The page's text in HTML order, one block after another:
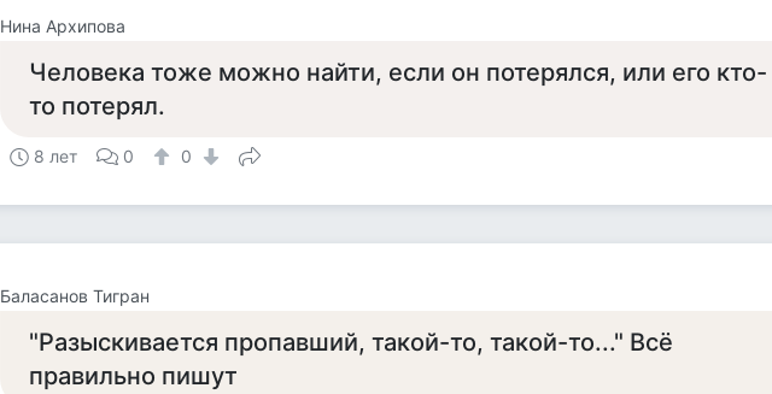
Нина Архипова
Человека тоже можно найти, если он потерялся, или его кто-
то потерял.
8 лет 0 0
Баласанов Тигран
"Разыскивается пропавший, такой-то, такой-то..." Всё
правильно пишут